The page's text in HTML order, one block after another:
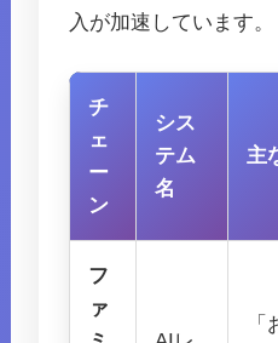
入が加速しています。
チ
ェ
ー
ン
シス
テム
名
主
フ
ァ